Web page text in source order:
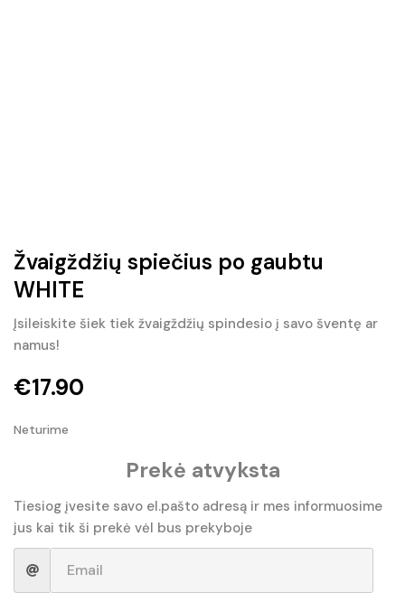
Žvaigždžių spiečius po gaubtu
WHITE
Įsileiskite šiek tiek žvaigždžių spindesio į savo šventę ar
namus!
€17.90
Neturime
Prekė atvyksta
Tiesiog įvesite savo el.pašto adresą ir mes informuosime
jus kai tik ši prekė vėl bus prekyboje